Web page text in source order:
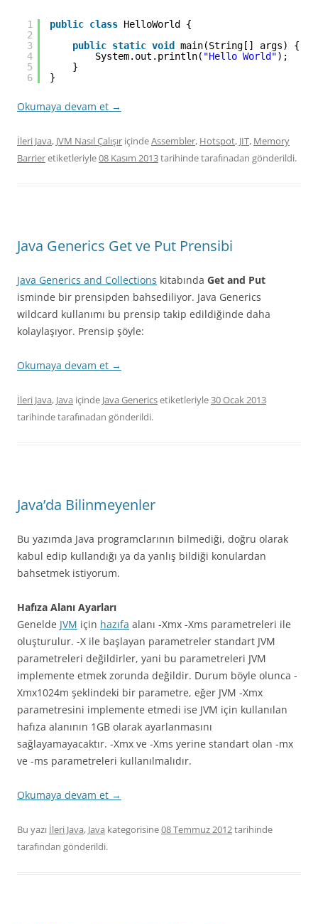
1
2
3
4
5
6
public class HelloWorld {
public static void
main(String[] args) {
System.out.println( "Hello World");
}
}
Okumaya devam et →
İleri Java, JVM Nasıl Çalışır içindeAssembler, Hotspot, JIT, Memory
Barrieretiketleriyle08 Kasım 2013tarihindetarafınadan gönderildi.
Java Generics Get ve Put Prensibi
Java Generics and Collections kitabında Get and Put
isminde bir prensipden bahsediliyor. Java Generics
wildcard kullanımı bu prensip takip edildiğinde daha
kolaylaşıyor. Prensip şöyle:
Okumaya devam et →
İleri Java, Java içinde Java Genericsetiketleriyle30 Ocak 2013
tarihindetarafınadan gönderildi.
Java’da Bilinmeyenler
Bu yazımda Java programclarının bilmediği, doğru olarak
kabul edip kullandığı ya da yanlış bildiği konulardan
bahsetmek istiyorum.
Hafıza Alanı Ayarları
Genelde JVM için hazıfa alanı -Xmx -Xms parametreleri ile
oluşturulur. -X ile başlayan parametreler standart JVM
parametreleri değildirler, yani bu parametreleri JVM
implemente etmek zorunda değildir. Durum böyle olunca -
Xmx1024m şeklindeki bir parametre, eğer JVM -Xmx
parametresini implemente etmedi ise JVM için kullanılan
hafıza alanının 1GB olarak ayarlanmasını
sağlayamayacaktır. -Xmx ve -Xms yerine standart olan -mx
ve -ms parametreleri kullanılmalıdır.
Okumaya devam et →
Bu yazı İleri Java, Java kategorisine08 Temmuz 2012tarihinde
tarafından gönderildi.